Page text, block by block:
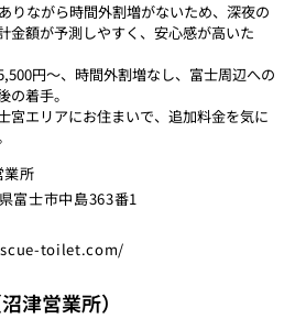
りながら時間外割増がないため、深夜の
金額が予測しやすく、安心感が高いた
円〜、時間外割増なし、富士周辺への
着手。
宮エリアにお住まいで、追加料金を気に
業所
富士市中島363番1
toilet.com/
津営業所）